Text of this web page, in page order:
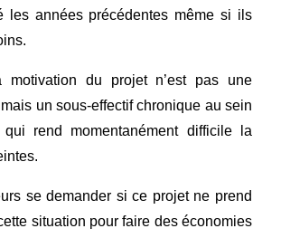
les années précédentes même si ils
du projet n’est pas une
un sous-effectif chronique au sein
rend momentanément difficile la
se demander si ce projet ne prend
situation pour faire des économies